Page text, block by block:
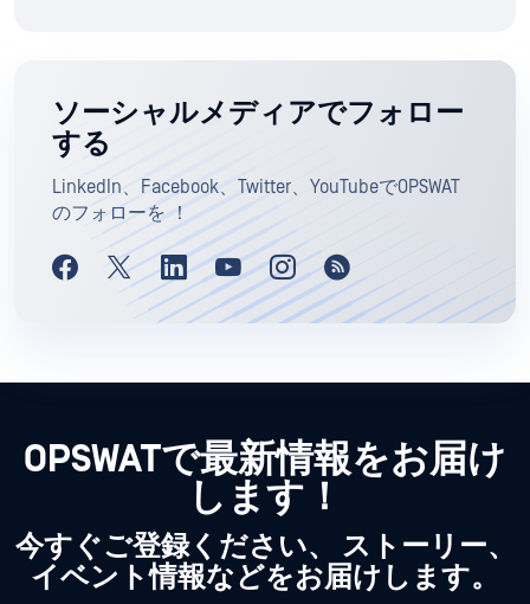
ソーシャルメディアでフォロー
する
LinkedIn、Facebook、Twitter、YouTubeでOPSWAT
のフォローを ！
OPSWATで最新情報をお届け
します！
今すぐご登録ください、 ストーリー、
イベント情報などをお届けします。